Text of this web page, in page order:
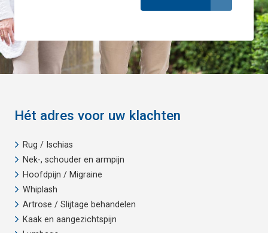
Hét adres voor uw klachten
Rug / Ischias
Nek-, schouder en armpijn
Hoofdpijn / Migraine
Whiplash
Artrose / Slijtage behandelen
Kaak en aangezichtspijn